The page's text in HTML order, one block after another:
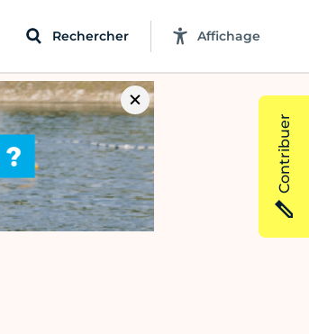
Rechercher Affichage
Contribuer